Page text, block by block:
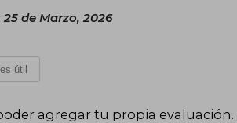
de Marzo, 2026
útil
agregar tu propia evaluación.